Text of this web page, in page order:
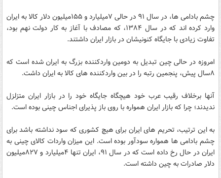
چشم بادامی ها، در سال ۹۱ در حالی ۷میلیارد و ۱۵۵میلیون دلار کالا به ایران
وارد کرده اند که در سال ۱۳۸۴، که مصادف با آغاز به کار دولت نهم بود،
تفاوت زیادی با جایگاه کنونیشان در بازار ایران داشتند.
امروزه در حالی چین تبدیل به دومین واردکننده بزرگ به ایران شده است که
۸سال پیش، پنجمین رتبه را در بین واردکننده های کالا به ایران داشت.
آنها برخلاف رقیب عرب خود هیچگاه جایگاه خود را در بازار ایران متزلزل
ندیدند؛ چرا که بازار ایران همواره با روی باز پذیرای اجناس چینی بوده است.
به این ترتیب، تحریم های ایران برای هیچ کشوری که سود نداشته باشد برای
چشم بادامی ها همواره سودآور بوده است. این میزان واردات کالای چینی به
ایران در حال رخ داده است که در سال ۹۱، ایران تنها ۴میلیارد و ۸۲۷میلیون
دلار صادرات به چین داشته است.